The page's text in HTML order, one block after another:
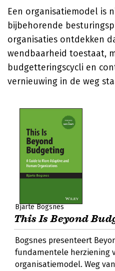
Een organisatiemodel is
bijbehorende
organisaties ontdekken
wendbaarheid toestaat,
budgetteringscycli en
vernieuwing in de weg
Bjarte Bogsnes
This Is Beyond
Bogsnes presenteert
fundamentele herziening
organisatiemodel. Weg